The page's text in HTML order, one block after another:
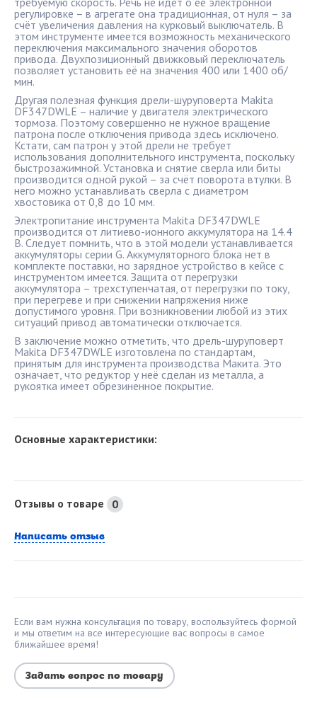
регулировке – в агрегате она традиционная, от нуля – за
счёт увеличения давления на курковый выключатель. В
этом инструменте имеется возможность механического
переключения максимального значения оборотов
привода. Двухпозиционный движковый переключатель
позволяет установить её на значения 400 или 1400 об/
мин.
Другая полезная функция дрели-шуруповерта Makita
DF347DWLE – наличие у двигателя электрического
тормоза. Поэтому совершенно не нужное вращение
патрона после отключения привода здесь исключено.
Кстати, сам патрон у этой дрели не требует
использования дополнительного инструмента, поскольку
быстрозажимной. Установка и снятие сверла или биты
производится одной рукой – за счёт поворота втулки. В
него можно устанавливать сверла с диаметром
хвостовика от 0,8 до 10 мм.
Электропитание инструмента Makita DF347DWLE
производится от литиево-ионного аккумулятора на 14.4
В. Следует помнить, что в этой модели устанавливается
аккумуляторы серии G. Аккумуляторного блока нет в
комплекте поставки, но зарядное устройство в кейсе с
инструментом имеется. Защита от перегрузки
аккумулятора – трехступенчатая, от перегрузки по току,
при перегреве и при снижении напряжения ниже
допустимого уровня. При возникновении любой из этих
ситуаций привод автоматически отключается.
В заключение можно отметить, что дрель-шуруповерт
Makita DF347DWLE изготовлена по стандартам,
принятым для инструмента производства Макита. Это
означает, что редуктор у неё сделан из металла, а
рукоятка имеет обрезиненное покрытие.
Основные характеристики:
Отзывы о товаре 0
Написать отзыв
Если вам нужна консультация по товару, воспользуйтесь формой
и мы ответим на все интересующие вас вопросы в самое
ближайшее время!
Задать вопрос по товару